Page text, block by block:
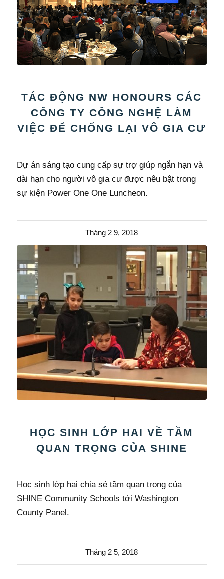
TÁC ĐỘNG NW HONOURS CÁC
CÔNG TY CÔNG NGHỆ LÀM
VIỆC ĐỂ CHỐNG LẠI VÔ GIA CƯ
Dự án sáng tạo cung cấp sự trợ giúp ngắn hạn và
dài hạn cho người vô gia cư được nêu bật trong
sự kiện Power One One Luncheon.
Tháng 2 9, 2018
HỌC SINH LỚP HAI VỀ TẦM
QUAN TRỌNG CỦA SHINE
Học sinh lớp hai chia sẻ tầm quan trọng của
SHINE Community Schools tới Washington
County Panel.
Tháng 2 5, 2018